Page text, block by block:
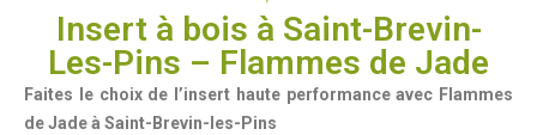
Insert à bois à Saint-Brevin-
Les-Pins – Flammes de Jade
Faites le choix de l’insert haute performance avec Flammes
de Jade à Saint-Brevin-les-Pins